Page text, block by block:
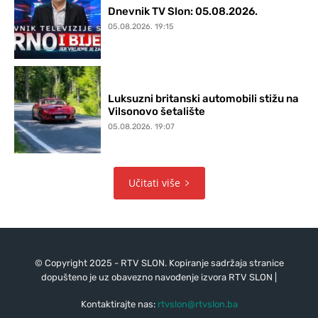
Dnevnik TV Slon: 05.08.2026.
05.08.2026. 19:15
Luksuzni britanski automobili stižu na
Vilsonovo šetalište
05.08.2026. 19:07
Učitati više
© Copyright 2025 - RTV SLON. Kopiranje sadržaja stranice
dopušteno je uz obavezno navođenje izvora RTV SLON |
Kontaktirajte nas: rtvslon@rtvslon.ba